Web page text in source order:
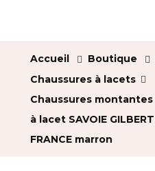
Accueil Boutique
Chaussures à lacets
Chaussures
à lacet SAVOIE
FRANCE marron